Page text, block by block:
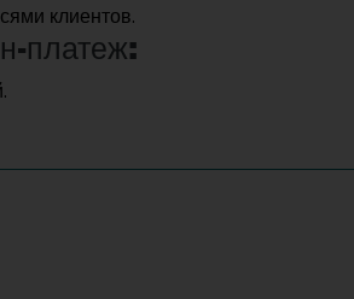
клиентов.
платеж: